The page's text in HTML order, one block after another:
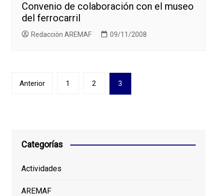
Convenio de colaboración con el museo
del ferrocarril
Redacción AREMAF 09/11/2008
Paginación
Anterior 1 2 3
Categorías
Actividades
AREMAF